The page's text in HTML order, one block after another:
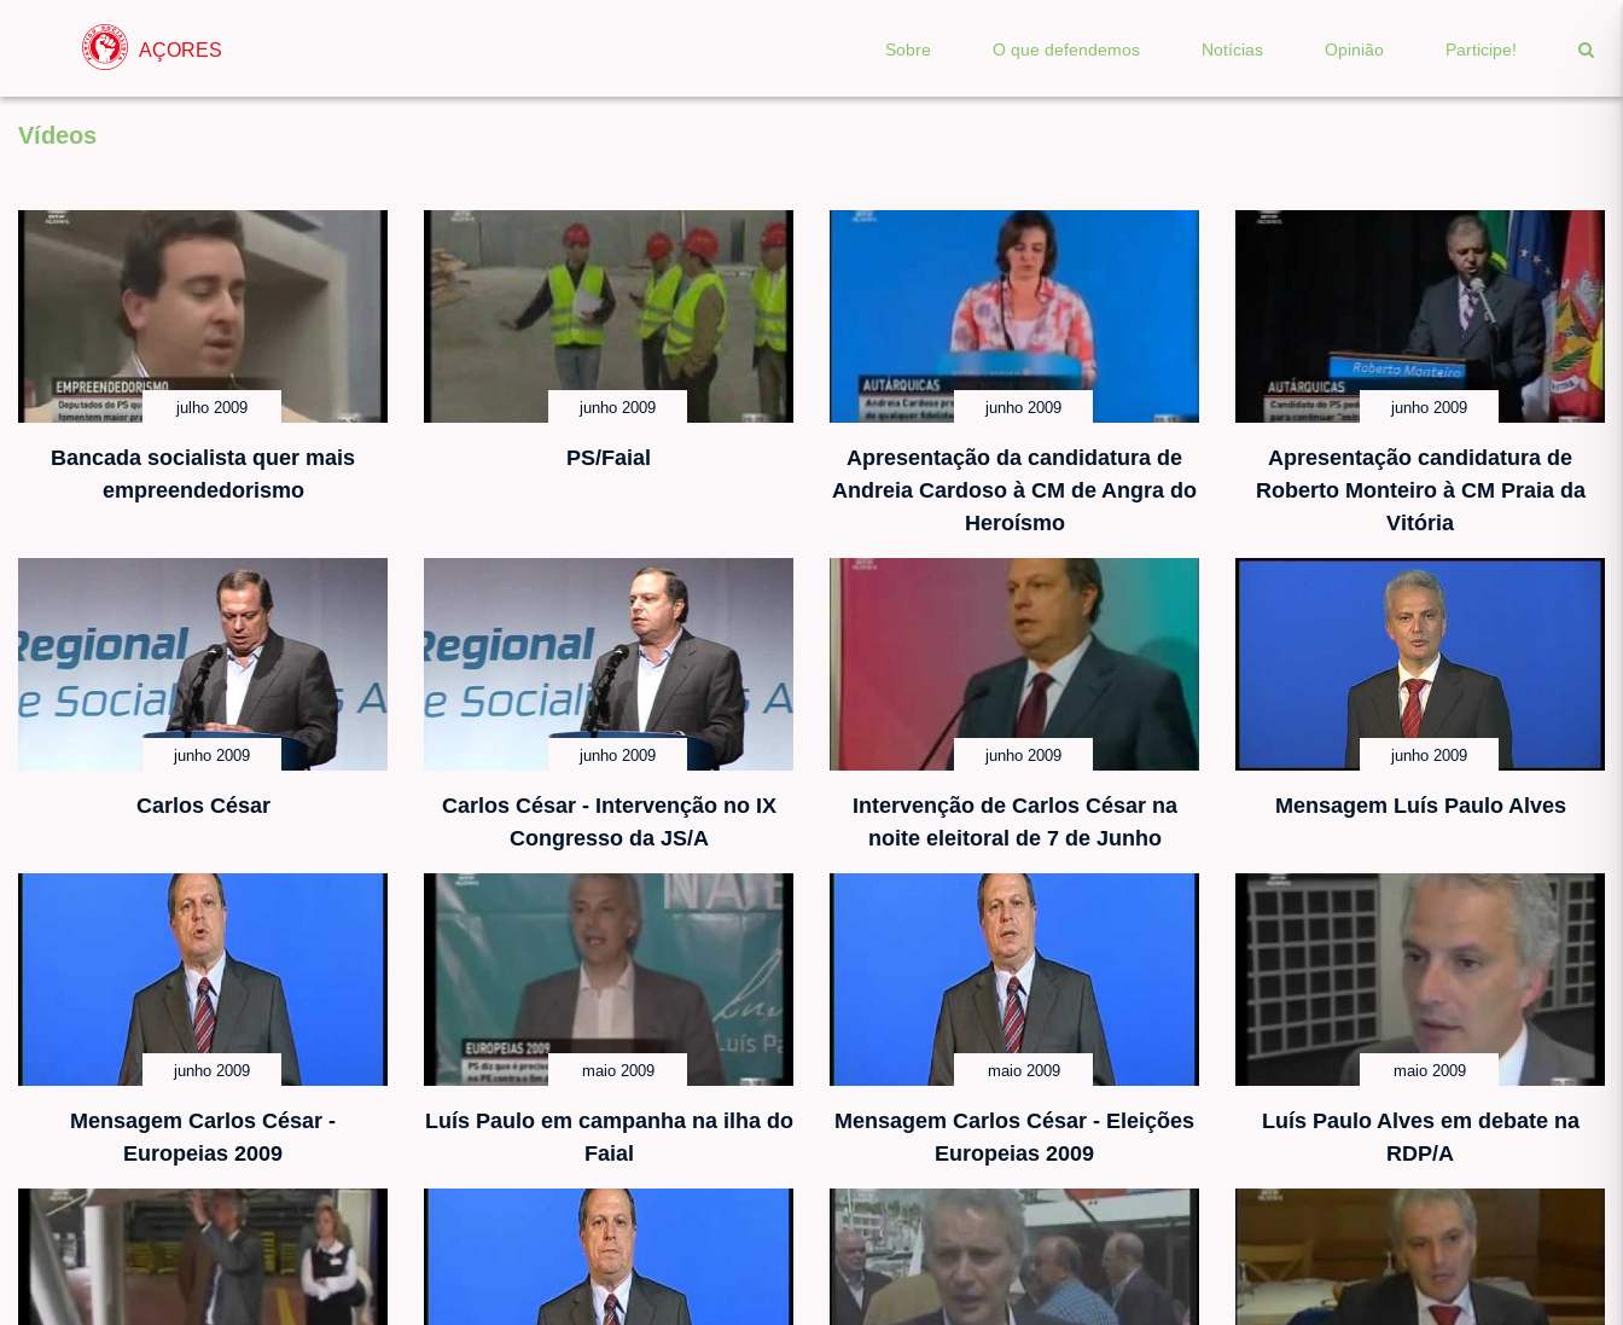
AÇORES Sobre O que defendemos Notícias Opinião Participe!
Vídeos
julho 2009
Bancada socialista quer mais
empreendedorismo
junho 2009
PS/Faial
junho 2009
Apresentação da candidatura de
Andreia Cardoso à CM de Angra do
Heroísmo
junho 2009
Apresentação candidatura de
Roberto Monteiro à CM Praia da
Vitória
junho 2009
Carlos César
junho 2009
Carlos César - Intervenção no IX
Congresso da JS/A
junho 2009
Intervenção de Carlos César na
noite eleitoral de 7 de Junho
junho 2009
Mensagem Luís Paulo Alves
junho 2009
Mensagem Carlos César -
Europeias 2009
maio 2009
Luís Paulo em campanha na ilha do
Faial
maio 2009
Mensagem Carlos César - Eleições
Europeias 2009
maio 2009
Luís Paulo Alves em debate na
RDP/A